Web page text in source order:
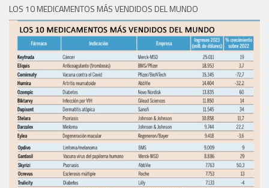
LOS 10 MEDICAMENTOS MÁS VENDIDOS DEL MUNDO